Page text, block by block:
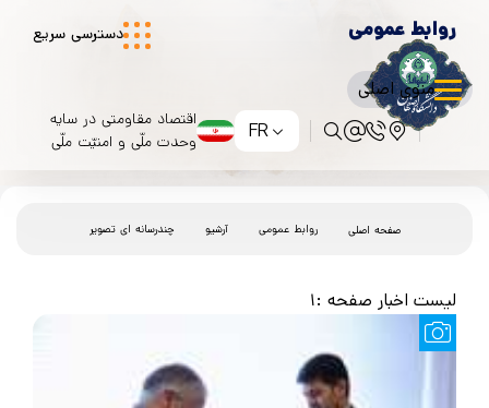
روابط عمومی دسترسی سریع
منوی اصلی
اقتصاد مقاومتی در سایه
وحدت ملّی و امنیّت ملّی
FR
صفحه اصلی روابط عمومی آرشیو چندرسانه ای تصویر
لیست اخبار صفحه :1